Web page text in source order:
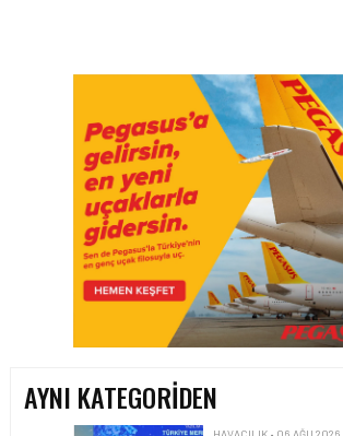
AYNI KATEGORIDEN
HAVACILIK • 08 AĞU 2026
TÜRK HAVA
STRATEJIK
HIKAYESI:
YÜZYIL
HAVACILIK • 06 AĞU 2026
HITIT BILIŞIM
SEKTÖREL YAZILIM
BIRINCISI